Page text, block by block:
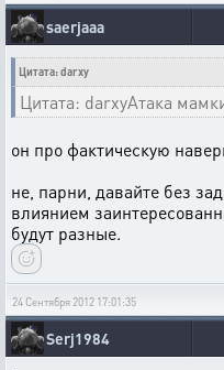
saerjaaa
Цитата: darxy
Цитата: darxyАтака
он про фактическую
не, парни, давайте без
влиянием
будут разные.
24 Сентября 2012 17:01:35
Serj1984